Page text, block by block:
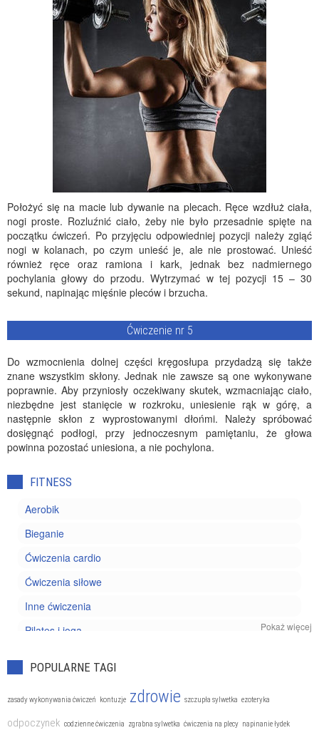
Położyć się na macie lub dywanie na plecach. Ręce wzdłuż ciała,
nogi proste. Rozluźnić ciało, żeby nie było przesadnie spięte na
początku ćwiczeń. Po przyjęciu odpowiedniej pozycji należy zgiąć
nogi w kolanach, po czym unieść je, ale nie prostować. Unieść
również ręce oraz ramiona i kark, jednak bez nadmiernego
pochylania głowy do przodu. Wytrzymać w tej pozycji 15 – 30
sekund, napinając mięśnie pleców i brzucha.
Ćwiczenie nr 5
Do wzmocnienia dolnej części kręgosłupa przydadzą się także
znane wszystkim skłony. Jednak nie zawsze są one wykonywane
poprawnie. Aby przyniosły oczekiwany skutek, wzmacniając ciało,
niezbędne jest stanięcie w rozkroku, uniesienie rąk w górę, a
następnie skłon z wyprostowanymi dłońmi. Należy spróbować
dosięgnąć podłogi, przy jednoczesnym pamiętaniu, że głowa
powinna pozostać uniesiona, a nie pochylona.
FITNESS
Aerobik
Bieganie
Ćwiczenia cardio
Ćwiczenia siłowe
Inne ćwiczenia
Pilates i joga
Pokaż więcej
POPULARNE TAGI
zasady wykonywania ćwiczeń kontuzje zdrowie szczupła sylwetka ezoteryka
odpoczynek codzienne ćwiczenia zgrabna sylwetka ćwiczenia na plecy napinanie łydek